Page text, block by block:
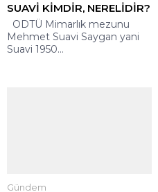
SUAVİ KİMDİR, NERELİDİR?
ODTÜ Mimarlık mezunu
Mehmet Suavi Saygan yani
Suavi 1950...
Gündem